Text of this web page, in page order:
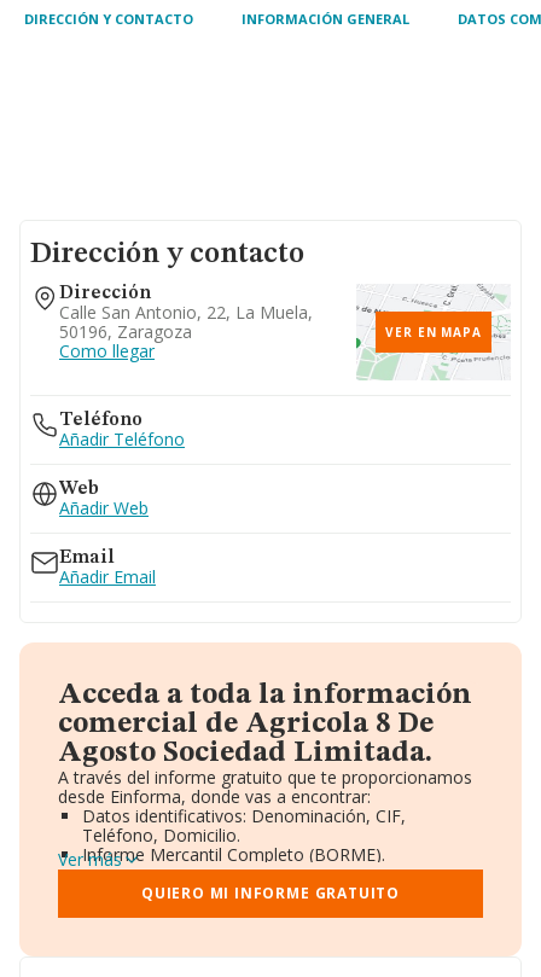
hortaliza
DIRECCIÓN Y CONTACTO INFORMACIÓN GENERAL DATOS
Dirección y contacto
Dirección
Calle San Antonio, 22, La Muela,
50196, Zaragoza
Como llegar
VER EN MAPA
Teléfono
Añadir Teléfono
Web
Añadir Web
Email
Añadir Email
Acceda a toda la información
comercial de Agricola 8 De
Agosto Sociedad Limitada.
A través del informe gratuito que te proporcionamos
desde Einforma, donde vas a encontrar:
Datos identificativos: Denominación, CIF,
Teléfono, Domicilio.
Informe Mercantil Completo (BORME).
Gráficos de Evolución Ventas y Empleados.
Consejo de Administración y Administradores.
Directivos y Ejecutivos.
Ver más
QUIERO MI INFORME GRATUITO